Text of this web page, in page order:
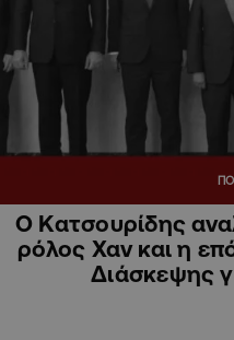
Ο Κατσουρίδης
ρόλος Χαν και η
Διάσκεψης